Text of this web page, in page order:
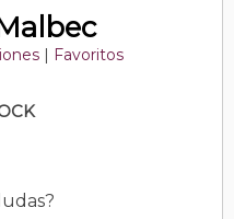
| Favoritos